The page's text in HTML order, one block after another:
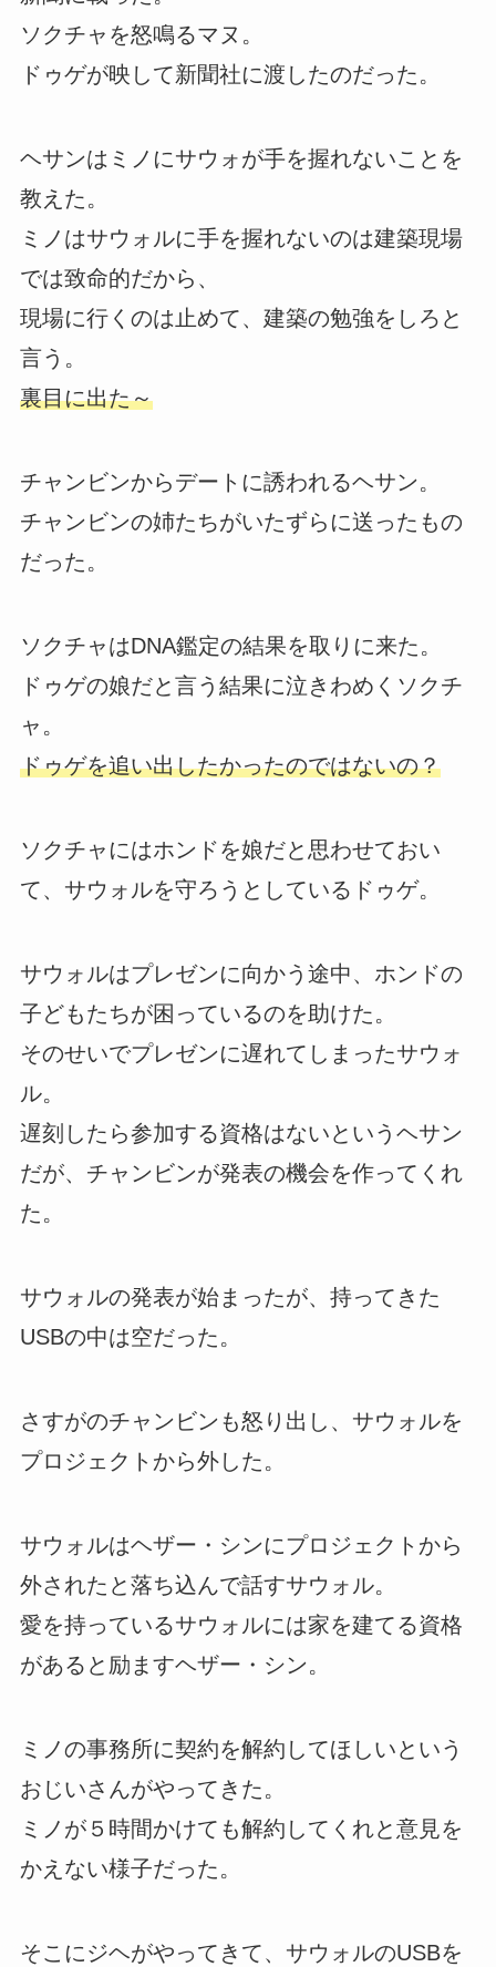
ソクチャを怒鳴るマヌ。
ドゥゲが映して新聞社に渡したのだった。
ヘサンはミノにサウォが手を握れないことを
教えた。
ミノはサウォルに手を握れないのは建築現場
では致命的だから、
現場に行くのは止めて、建築の勉強をしろと
言う。
裏目に出た～
チャンビンからデートに誘われるヘサン。
チャンビンの姉たちがいたずらに送ったもの
だった。
ソクチャはDNA鑑定の結果を取りに来た。
ドゥゲの娘だと言う結果に泣きわめくソクチ
ャ。
ドゥゲを追い出したかったのではないの？
ソクチャにはホンドを娘だと思わせておい
て、サウォルを守ろうとしているドゥゲ。
サウォルはプレゼンに向かう途中、ホンドの
子どもたちが困っているのを助けた。
そのせいでプレゼンに遅れてしまったサウォ
ル。
遅刻したら参加する資格はないというヘサン
だが、チャンビンが発表の機会を作ってくれ
た。
サウォルの発表が始まったが、持ってきた
USBの中は空だった。
さすがのチャンビンも怒り出し、サウォルを
プロジェクトから外した。
サウォルはヘザー・シンにプロジェクトから
外されたと落ち込んで話すサウォル。
愛を持っているサウォルには家を建てる資格
があると励ますヘザー・シン。
ミノの事務所に契約を解約してほしいという
おじいさんがやってきた。
ミノが５時間かけても解約してくれと意見を
かえない様子だった。
そこにジヘがやってきて、サウォルのUSBを